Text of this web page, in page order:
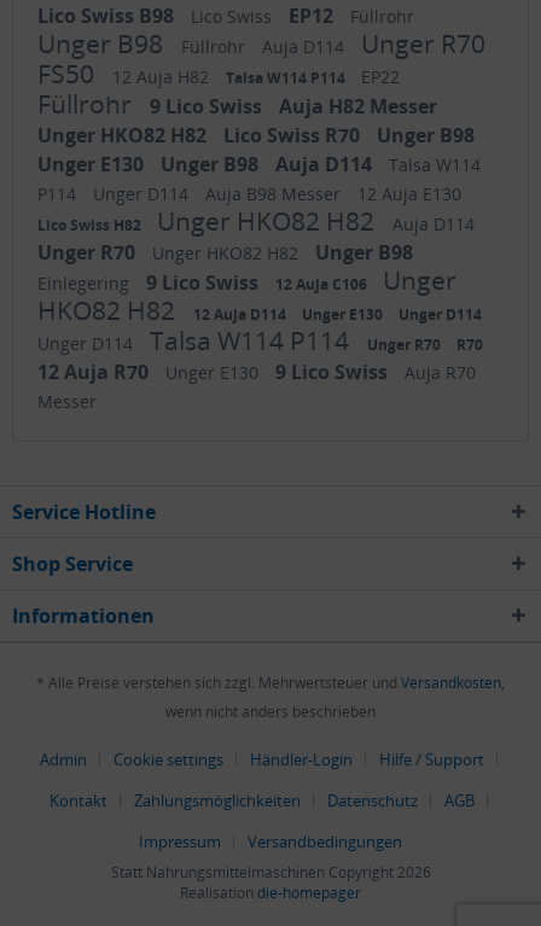
Lico Swiss B98 Lico Swiss EP12 Füllrohr
Unger B98 Füllrohr Auja D114
Unger R70
FS50
12 Auja H82 Talsa W114 P114 EP22
Füllrohr 9 Lico Swiss
Auja H82 Messer
Unger HKO82 H82
Lico Swiss R70
Unger B98
Unger E130
Unger B98 Auja D114
Talsa W114
P114
Unger D114 Auja B98 Messer 12 Auja E130
Lico Swiss H82 Unger HKO82 H82 Auja D114
Unger R70 Unger HKO82 H82 Unger B98
Einlegering 9 Lico Swiss 12 Auja C106
Unger
HKO82 H82
12 Auja D114 Unger E130 Unger D114
Unger D114 Talsa W114 P114 Unger R70 R70
12 Auja R70 Unger E130 9 Lico Swiss
Auja R70
Messer
Service Hotline
Shop Service
Informationen
* Alle Preise verstehen sich zzgl. Mehrwertsteuer und Versandkosten,
wenn nicht anders beschrieben
Admin Cookie settings Händler-Login
Hilfe / Support
Kontakt
Zahlungsmöglichkeiten Datenschutz
AGB
Impressum
Versandbedingungen
Statt Nahrungsmittelmaschinen Copyright 2026
Realisation die-homepager